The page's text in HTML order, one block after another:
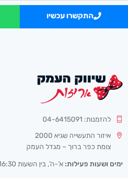
התקשרו עכשיו
להזמנות: 04-6415091
איזור התעשייה שגיא 2000
צומת כפר ברוך – מגדל העמק
ימים ושעות פעילות: א’-ה’, בין השעות 08:30-16:30